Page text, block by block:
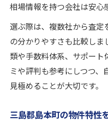
相場情報を持つ会社は安心
選ぶ際は、複数社から査定
の分かりやすさも比較しま
類や手数料体系、サポート
ミや評判も参考にしつつ、
見極めることが大切です。
三島郡島本町の物件特性